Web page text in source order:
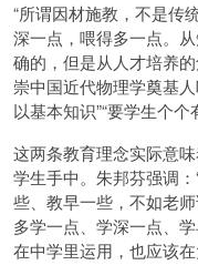
“所谓因材施教，不是传
深一点，喂得多一点。
确的，但是从人才培养
崇中国近代物理学奠基
以基本知识”“要学生个个
这两条教育理念实际意
学生手中。朱邦芬强调
些、教早一些，不如老
多学一点、学深一点、
在中学里运用，也应该在